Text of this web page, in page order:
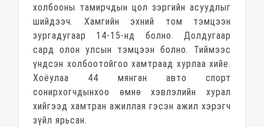
холбооны тамирчдын цол зэргийн асуудлыг
шийдээч. Хамгийн эхний том тэмцээн
зургадугаар 14-15-нд болно. Долдугаар
сард олон улсын тэмцээн болно. Тиймээс
үндсэн холбоотойгоо хамтраад хурлаа хийе.
Хоёулаа 44 мянган авто спорт
сонирхогчдынхоо өмнө хэвлэлийн хурал
хийгээд хамтран ажиллая гэсэн ажил хэрэгч
зүйл ярьсан.